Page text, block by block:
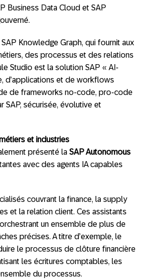
Business Data Cloud et SAP
Knowledge Graph, qui fournit aux
des processus et des relations
Studio est la solution SAP « AI-
d’applications et de workflows
de frameworks no-code, pro-code
SAP, sécurisée, évolutive et
et industries
présenté la SAP Autonomous
avec des agents IA capables
couvrant la finance, la supply
et la relation client. Ces assistants
un ensemble de plus de
précises. A titre d’exemple, le
le processus de clôture financière
les écritures comptables, les
du processus.